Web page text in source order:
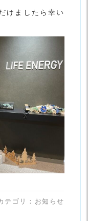
けましたら幸い
テゴリ： お知らせ